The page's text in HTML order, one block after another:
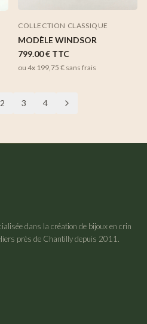
COLLECTION CLASSIQUE
MODÈLE WINDSOR
799.00 € TTC
ou 4x 199,75 € sans frais
2 3 4
dans la création de bijoux en crin
près de Chantilly depuis 2011.